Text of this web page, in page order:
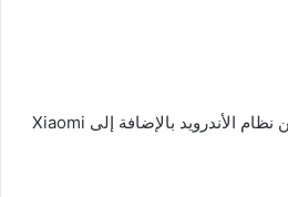
نظام الأندرويد بالإضافة إلى Xiaomi